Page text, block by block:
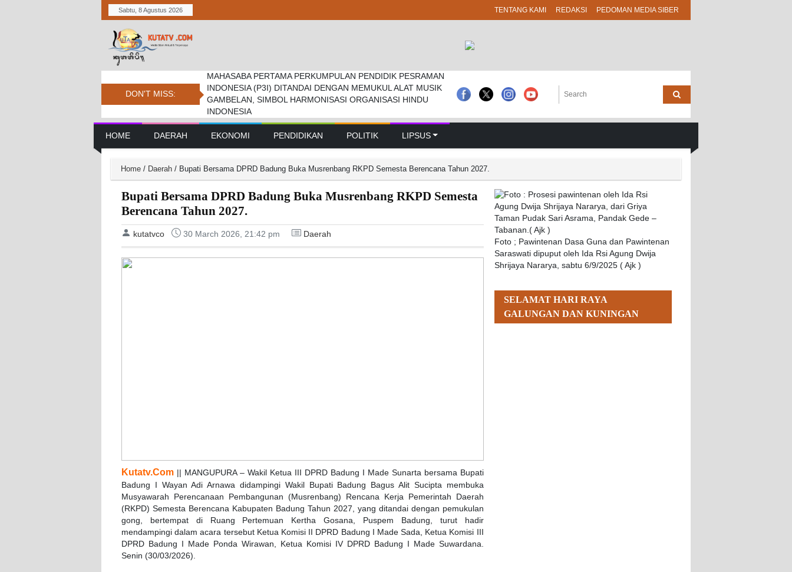
Sabtu, 8 Agustus 2026 TENTANG KAMI REDAKSI PEDOMAN MEDIA SIBER
DON'T MISS:
MAHASABA PERTAMA PERKUMPULAN PENDIDIK PESRAMAN
INDONESIA (P3I) DITANDAI DENGAN MEMUKUL ALAT MUSIK
GAMBELAN, SIMBOL HARMONISASI ORGANISASI HINDU
INDONESIA
Bupati Dukung Pramuka Kwarcab Badung Berprestasi Di
Jambore Nasional
Pemkab. Dan Dprd Badung Sepakati Kua-ppas 2027, Belanja
Daerah Tembus Rp 14,2 Triliun
Main Navigation
HOME DAERAH EKONOMI PENDIDIKAN POLITIK LIPSUS
Home / Daerah / Bupati Bersama DPRD Badung Buka Musrenbang RKPD Semesta Berencana Tahun 2027.
Bupati Bersama DPRD Badung Buka Musrenbang RKPD Semesta
Berencana Tahun 2027.
kutatvco 30 March 2026, 21:42 pm Daerah
Kutatv.Com || MANGUPURA – Wakil Ketua III DPRD Badung I Made Sunarta bersama Bupati
Badung I Wayan Adi Arnawa didampingi Wakil Bupati Badung Bagus Alit Sucipta membuka
Musyawarah Perencanaan Pembangunan (Musrenbang) Rencana Kerja Pemerintah Daerah
(RKPD) Semesta Berencana Kabupaten Badung Tahun 2027, yang ditandai dengan pemukulan
gong, bertempat di Ruang Pertemuan Kertha Gosana, Puspem Badung, turut hadir
mendampingi dalam acara tersebut Ketua Komisi II DPRD Badung I Made Sada, Ketua Komisi III
DPRD Badung I Made Ponda Wirawan, Ketua Komisi IV DPRD Badung I Made Suwardana.
Senin (30/03/2026).
Foto ; Pawintenan Dasa Guna dan Pawintenan
Saraswati dipuput oleh Ida Rsi Agung Dwija
Shrijaya Nararya, sabtu 6/9/2025 ( Ajk )
SELAMAT HARI RAYA
GALUNGAN DAN KUNINGAN